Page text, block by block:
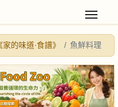
家的味道·食譜》 魚鮮料理